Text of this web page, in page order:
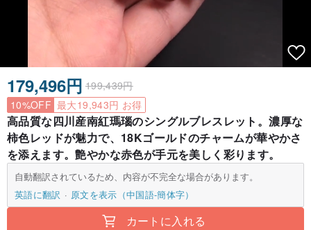
179,496円 199,439円
10%OFF 最大19,943円 お得
高品質な四川産南紅瑪瑙のシングルブレスレット。濃厚な
柿色レッドが魅力で、18Kゴールドのチャームが華やかさ
を添えます。艶やかな赤色が手元を美しく彩ります。
自動翻訳されているため、内容が不完全な場合があります。
英語に翻訳
原文を表示（中国語-簡体字）
カートに入れる